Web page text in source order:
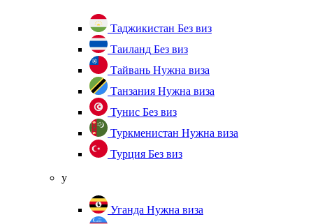
Таджикистан Без виз
Таиланд Без виз
Тайвань Нужна виза
Танзания Нужна виза
Тунис Без виз
Туркменистан Нужна виза
Турция Без виз
у
Уганда Нужна виза